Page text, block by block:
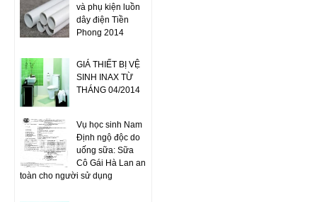
và phụ kiện luồn
dây điện Tiền
Phong 2014
GIÁ THIẾT BỊ VỆ
SINH INAX TỪ
THÁNG 04/2014
Vụ học sinh Nam
Định ngộ độc do
uống sữa: Sữa
Cô Gái Hà Lan an
toàn cho người sử dụng